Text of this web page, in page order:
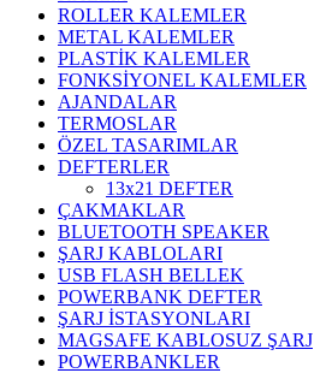
ROLLER KALEMLER
METAL KALEMLER
PLASTİK KALEMLER
FONKSİYONEL KALEMLER
AJANDALAR
TERMOSLAR
ÖZEL TASARIMLAR
DEFTERLER
13x21 DEFTER
ÇAKMAKLAR
BLUETOOTH SPEAKER
ŞARJ KABLOLARI
USB FLASH BELLEK
POWERBANK DEFTER
ŞARJ İSTASYONLARI
MAGSAFE KABLOSUZ ŞARJ
POWERBANKLER